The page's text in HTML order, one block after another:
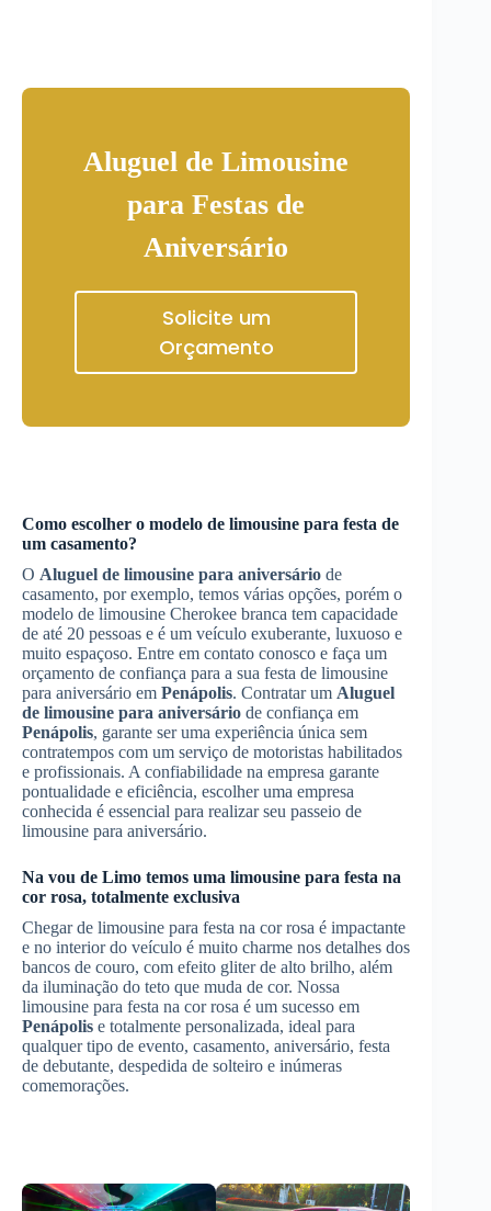
Aluguel de Limousine
para Festas de
Aniversário
Solicite um
Orçamento
Como escolher o modelo de limousine para festa de
um casamento?
O Aluguel de limousine para aniversário de
casamento, por exemplo, temos várias opções, porém o
modelo de limousine Cherokee branca tem capacidade
de até 20 pessoas e é um veículo exuberante, luxuoso e
muito espaçoso. Entre em contato conosco e faça um
orçamento de confiança para a sua festa de limousine
para aniversário em Penápolis. Contratar um Aluguel
de limousine para aniversário de confiança em
Penápolis, garante ser uma experiência única sem
contratempos com um serviço de motoristas habilitados
e profissionais. A confiabilidade na empresa garante
pontualidade e eficiência, escolher uma empresa
conhecida é essencial para realizar seu passeio de
limousine para aniversário.
Na vou de Limo temos uma limousine para festa na
cor rosa, totalmente exclusiva
Chegar de limousine para festa na cor rosa é impactante
e no interior do veículo é muito charme nos detalhes dos
bancos de couro, com efeito gliter de alto brilho, além
da iluminação do teto que muda de cor. Nossa
limousine para festa na cor rosa é um sucesso em
Penápolis e totalmente personalizada, ideal para
qualquer tipo de evento, casamento, aniversário, festa
de debutante, despedida de solteiro e inúmeras
comemorações.